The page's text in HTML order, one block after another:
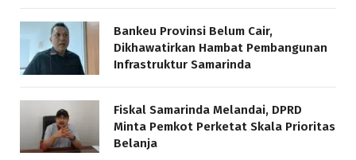
Bankeu Provinsi Belum Cair,
Dikhawatirkan Hambat Pembangunan
Infrastruktur Samarinda
Fiskal Samarinda Melandai, DPRD
Minta Pemkot Perketat Skala Prioritas
Belanja